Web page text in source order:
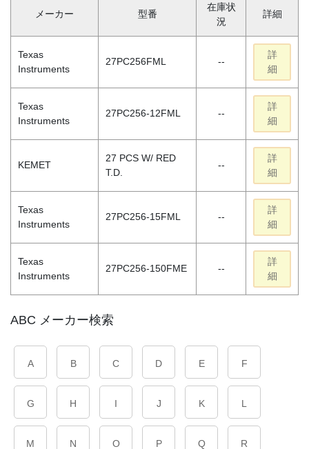
メーカー 型番
在庫状
況
詳細
Texas
Instruments
27PC256FML --
詳
細
Texas
Instruments
27PC256-12FML --
詳
細
KEMET
27 PCS W/ RED
T.D.
--
詳
細
Texas
Instruments
27PC256-15FML --
詳
細
Texas
Instruments
27PC256-150FME --
詳
細
ABC メーカー検索
A B C D E F
G H I J K L
M N O P Q R